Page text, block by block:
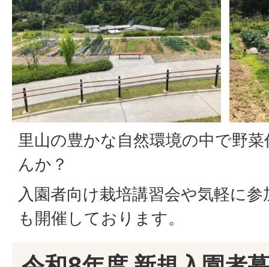
里山の豊かな自然環境の中で野
んか？
入園者向け栽培講習会や気軽に
も開催しております。